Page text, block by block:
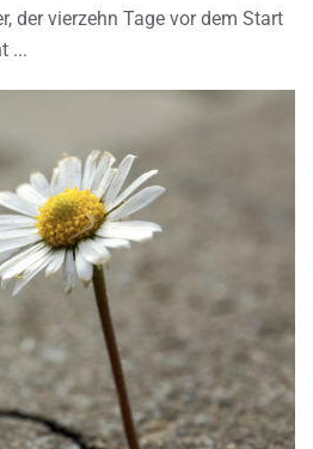
der vierzehn Tage vor dem Start